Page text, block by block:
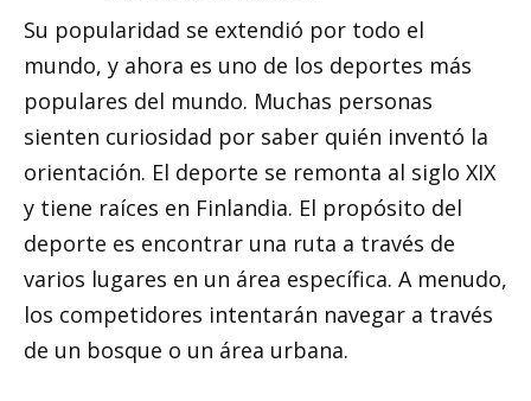
Su popularidad se extendió por todo el
mundo, y ahora es uno de los deportes más
populares del mundo. Muchas personas
sienten curiosidad por saber quién inventó la
orientación. El deporte se remonta al siglo XIX
y tiene raíces en Finlandia. El propósito del
deporte es encontrar una ruta a través de
varios lugares en un área específica. A menudo,
los competidores intentarán navegar a través
de un bosque o un área urbana.